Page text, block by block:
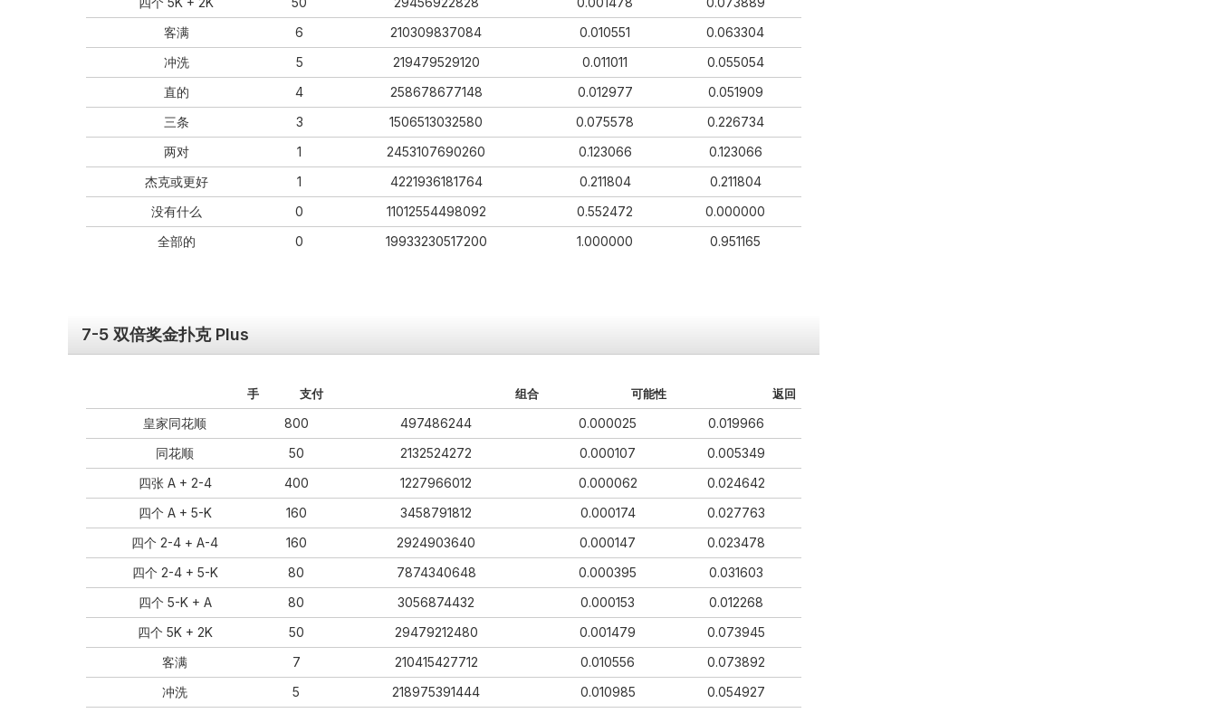
客满
6 210309837084 0.010551
0.063304
冲洗
5 219479529120 0.011011
0.055054
直的
4 258678677148 0.012977
0.051909
三条
3 1506513032580 0.075578
0.226734
两对
1 2453107690260 0.123066
0.123066
杰克或更好
1 4221936181764 0.211804
0.211804
没有什么
0 11012554498092 0.552472
0.000000
全部的
0 19933230517200 1.000000 0.951165
7-5 双倍奖金扑克 Plus
手 支付 组合 可能性 返回
皇家同花顺 800 497486244 0.000025
0.019966
同花顺
50 2132524272 0.000107
0.005349
四张 A + 2-4
400 1227966012 0.000062
0.024642
四个 A + 5-K
160 3458791812 0.000174
0.027763
四个 2-4 + A-4
160 2924903640 0.000147
0.023478
四个 2-4 + 5-K
80 7874340648 0.000395
0.031603
四个 5-K + A
80 3056874432 0.000153
0.012268
四个 5K + 2K
50 29479212480 0.001479
0.073945
客满
7 210415427712 0.010556
0.073892
冲洗
5 218975391444 0.010985
0.054927